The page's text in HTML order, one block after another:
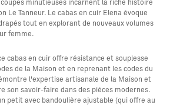
minutieuses incarnent la riche histoire
Le Tanneur. Le cabas en cuir Elena évoque
tout en explorant de nouveaux volumes
femme.
cabas en cuir offre résistance et souplesse
de la Maison et en reprenant les codes du
l'expertise artisanale de la Maison et
son savoir-faire dans des pièces modernes.
petit avec bandoulière ajustable (qui offre au